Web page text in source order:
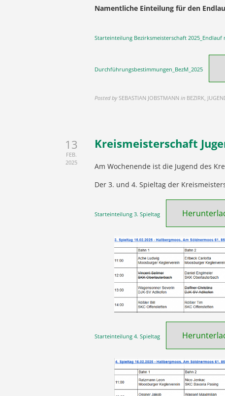
Namentliche Einteilung für den
Starteinteilung Bezirksmeisterschaft 2025_Endlauf
Durchführungsbestimmungen_BezM_2025
Posted by SEBASTIAN JOBSTMANN in BEZIRK,
13
FEB.
2025
Kreismeisterschaft
Am Wochenende ist die Jugend des
Der 3. und 4. Spieltag der
Starteinteilung 3. Spieltag
Starteinteilung 4. Spieltag